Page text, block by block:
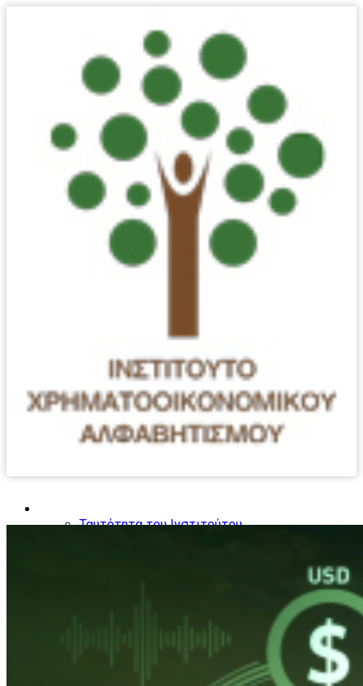
Ταυτότητα του Ινστιτούτου
ΨΗΦΙΑΚΌΣ
ΧΡΗΜΑΤΟΟΙΚΟΝΟΜΙΚΌΣ
ΑΛΦΑΒΗΤΙΣΜΌΣ:
ΑΝΑΓΚΑΙΌΤΗΤΑ
ΔΗΜΙΟΥΡΓΊΑΣ
ΑΝΆΛΗΨΗΣ
ΣΧΕΤΙΚΏΝ
ΠΡΩΤΟΒΟΥΛΙΏΝ